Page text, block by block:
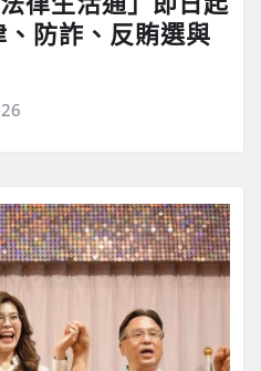
防詐、反賄選與